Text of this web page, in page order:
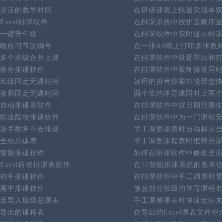
灵活的教学时间
在班级课表上快速实现单
Excel排课软件
在排课系统中按拼音顺序
一键升年级
在排课软件中实时显示排
晚自习节次编号
在一张A4纸上打印多张教
多个班级合并上课
在排课软件中设置导出和
教务排课软件
在排课软件中限制操场同
班级固定无课时间
好用的拼音搜索功能帮您
教师固定无课时间
两个班的体育课同时上两
自动排课表软件
在排课软件中按日期范围
职业院校排课软件
在排课软件中为一门课程
新手教务不会排课
手工调整课表时自动标示
全校总课表
手工调整课程表时把部分
智能排课软件
如何在排课软件中修改当
Excel自动排课表软件
在51智能排课系统的基本
初中排课软件
在排课软件中手工调课时
高中排课软件
修改部分班级的体育课程
反导入班级总课表
手工调整课表时快速定位
导出的课程表
在导出的Excel课表文件中